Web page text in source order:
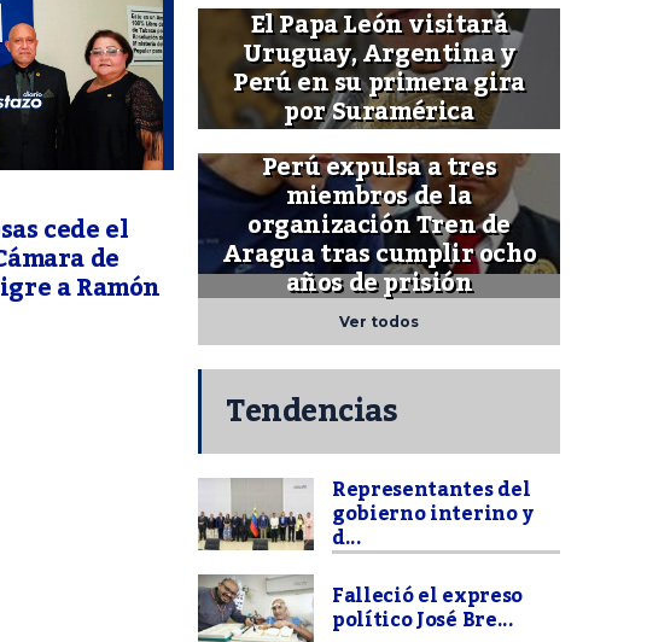
cede el
de
a Ramón
El Papa León visitará
Uruguay, Argentina y
Perú en su primera gira
por Suramérica
Perú expulsa a tres
miembros de la
organización Tren de
Aragua tras cumplir ocho
años de prisión
Ver todos
Tendencias
Representantes del
gobierno interino y
d...
Falleció el expreso
político José Bre...